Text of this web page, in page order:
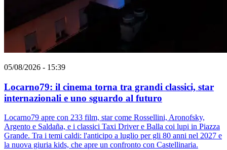
05/08/2026 - 15:39
Locarno79: il cinema torna tra grandi classici, star
internazionali e uno sguardo al futuro
Locarno79 apre con 233 film, star come Rossellini, Aronofsky,
Argento e Saldaña, e i classici Taxi Driver e Balla coi lupi in Piazza
Grande. Tra i temi caldi: l'anticipo a luglio per gli 80 anni nel 2027 e
la nuova giuria kids, che apre un confronto con Castellinaria.